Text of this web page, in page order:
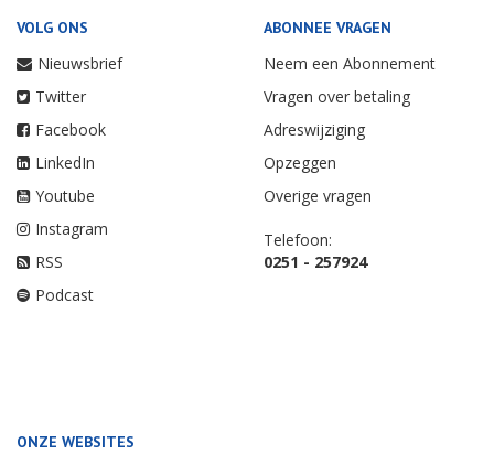
VOLG ONS
Nieuwsbrief
Twitter
Facebook
LinkedIn
Youtube
Instagram
RSS
Podcast
ABONNEE VRAGEN
Neem een Abonnement
Vragen over betaling
Adreswijziging
Opzeggen
Overige vragen
Telefoon:
0251 - 257924
ONZE WEBSITES